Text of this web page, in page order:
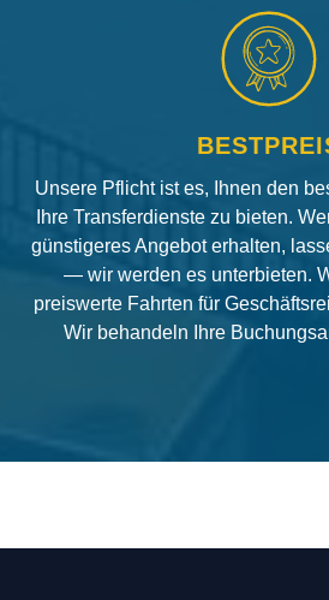
Unsere Pflicht ist es, Ihnen den
Ihre Transferdienste zu bieten.
günstigeres Angebot erhalten,
— wir werden es unterbieten.
preiswerte Fahrten für
Wir behandeln Ihre